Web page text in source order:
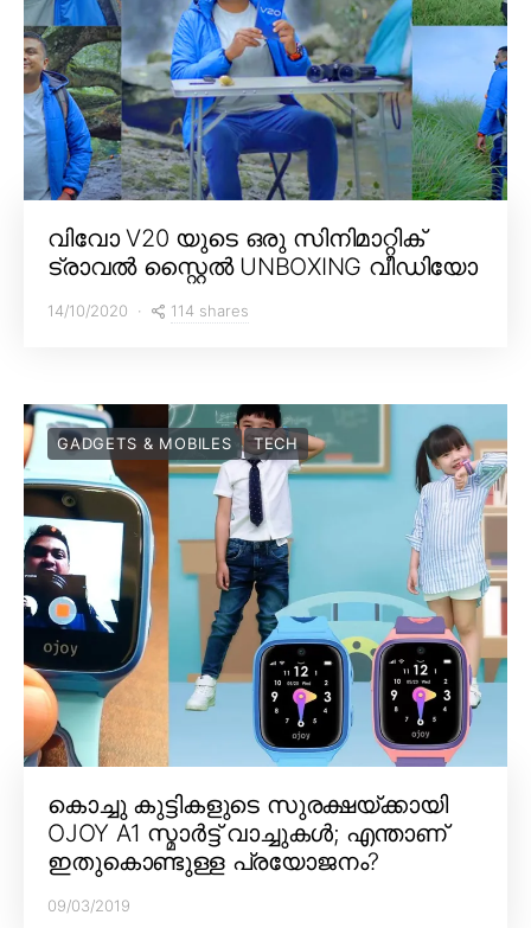
വിവോ V20 യുടെ ഒരു സിനിമാറ്റിക്
ട്രാവൽ സ്റ്റൈൽ UNBOXING വീഡിയോ
14/10/2020 114 shares
GADGETS & MOBILES TECH
കൊച്ചു കുട്ടികളുടെ സുരക്ഷയ്ക്കായി
OJOY A1 സ്മാർട്ട് വാച്ചുകൾ; എന്താണ്
ഇതുകൊണ്ടുള്ള പ്രയോജനം?
09/03/2019